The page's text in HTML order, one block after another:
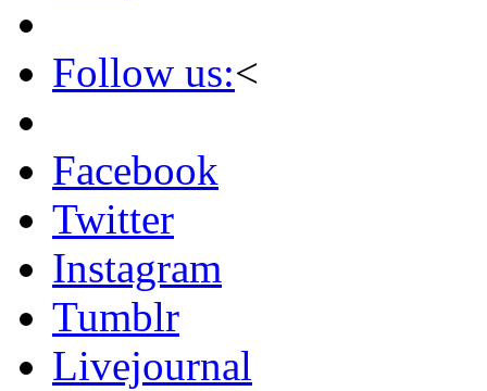
Follow us:<
Facebook
Twitter
Instagram
Tumblr
Livejournal